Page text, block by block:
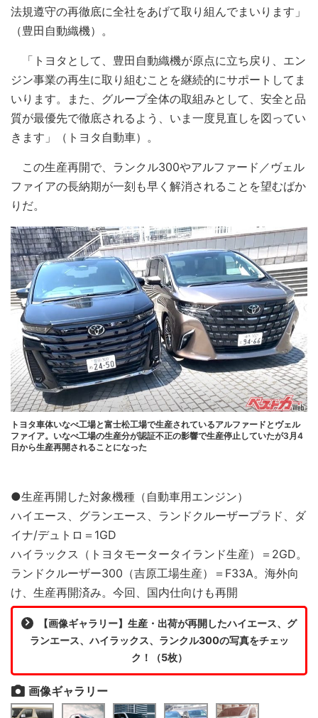
法規遵守の再徹底に全社をあげて取り組んでまいります」
（豊田自動織機）。
「トヨタとして、豊田自動織機が原点に立ち戻り、エン
ジン事業の再生に取り組むことを継続的にサポートしてま
いります。また、グループ全体の取組みとして、安全と品
質が最優先で徹底されるよう、いま一度見直しを図ってい
きます」（トヨタ自動車）。
この生産再開で、ランクル300やアルファード／ヴェル
ファイアの長納期が一刻も早く解消されることを望むばか
りだ。
トヨタ車体いなべ工場と富士松工場で生産されているアルファードとヴェル
ファイア。いなべ工場の生産分が認証不正の影響で生産停止していたが3月4
日から生産再開されることになった
●生産再開した対象機種（自動車用エンジン）
ハイエース、グランエース、ランドクルーザープラド、ダ
イナ/デュトロ＝1GD
ハイラックス（トヨタモータータイランド生産）＝2GD。
ランドクルーザー300（吉原工場生産）＝F33A。海外向
け、生産再開済み。今回、国内仕向けも再開
【画像ギャラリー】生産・出荷が再開したハイエース、グ
ランエース、ハイラックス、ランクル300の写真をチェッ
ク！（5枚）
画像ギャラリー